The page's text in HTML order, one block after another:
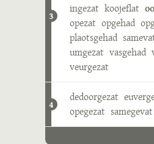
3
ingezat koojeflat
opezat opgehad
plaotsgehad
umgezat vasgehad
veurgezat
4
dedoorgezat
opegezat samegevat